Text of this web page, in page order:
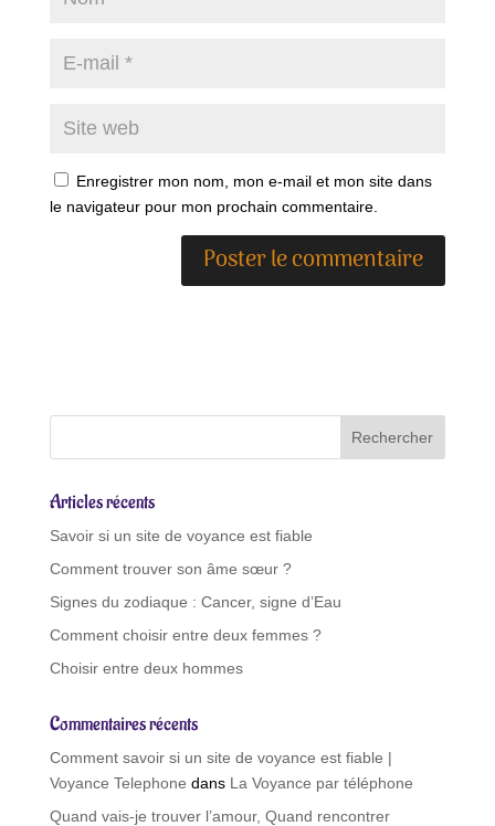
Enregistrer mon nom, mon e-mail et mon site dans
le navigateur pour mon prochain commentaire.
i
v
:
Articles récents
Savoir si un site de voyance est fiable
Comment trouver son âme sœur ?
Signes du zodiaque : Cancer, signe d’Eau
Comment choisir entre deux femmes ?
Choisir entre deux hommes
Commentaires récents
Comment savoir si un site de voyance est fiable |
Voyance Telephone dans La Voyance par téléphone
Quand vais-je trouver l’amour, Quand rencontrer